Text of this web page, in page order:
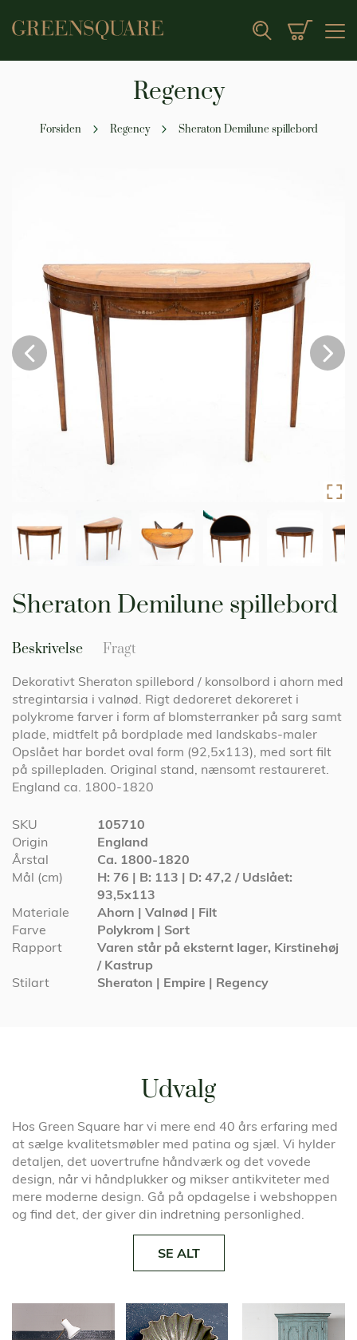
Search Min
Regency
Forsiden Regency Sheraton Demilune spillebord
Sheraton Demilune spillebord
Beskrivelse
Dekorativt Sheraton spillebord / konsolbord i ahorn med
stregintarsia i valnød. Rigt dedoreret dekoreret i
polykrome farver i form af blomsterranker på sarg samt
plade, midtfelt på bordplade med landskabs-maler
Opslået har bordet oval form (92,5x113), med sort filt
på spillepladen. Original stand, nænsomt restaureret.
England ca. 1800-1820
Specifikationer
SKU
105710
Origin
England
Årstal
Ca. 1800-1820
Mål (cm)
H: 76 | B: 113 | D: 47,2 / Udslået:
93,5x113
Materiale
Ahorn | Valnød | Filt
Farve
Polykrom | Sort
Rapport
Varen står på eksternt lager, Kirstinehøj
/ Kastrup
Stilart
Sheraton | Empire | Regency
Fragt
starten
Udvalg
Hos Green Square har vi mere end 40 års erfaring med
at sælge kvalitetsmøbler med patina og sjæl. Vi hylder
detaljen, det uovertrufne håndværk og det vovede
design, når vi håndplukker og mikser antikviteter med
mere moderne design. Gå på opdagelse i webshoppen
og find det, der giver din indretning personlighed.
SE ALT